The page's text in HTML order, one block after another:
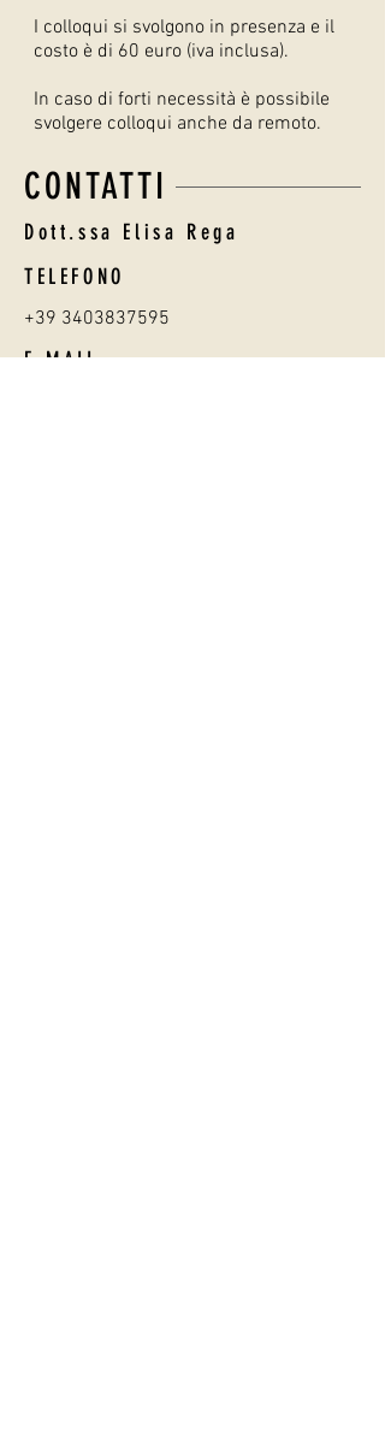
I colloqui si svolgono in presenza e il
costo è di 60 euro (iva inclusa).
In caso di forti necessità è possibile
svolgere colloqui anche da remoto.
CONTATTI
Dott.ssa Elisa Rega
TELEFONO
+39 3403837595
E-MAIL